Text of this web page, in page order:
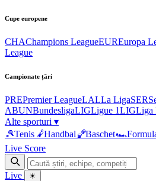
Cupe europene
CHAChampions LeagueEUREuropa
League
Campionate țări
PREPremier LeagueLALLa LigaSER
ABUNBundesligaLIGLigue 1LIGLiga
Alte sporturi ▾
🎾Tenis 🤾Handbal🏀Baschet🏎
Live Score
Live ☀